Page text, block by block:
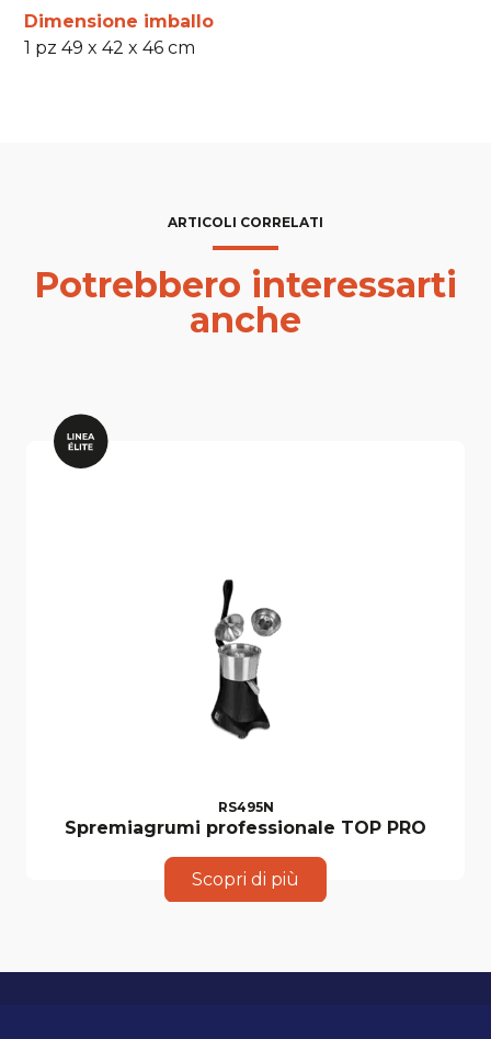
Dimensione imballo
1 pz 49 x 42 x 46 cm
ARTICOLI CORRELATI
Potrebbero interessarti
anche
RS495N
Spremiagrumi professionale TOP PRO
Scopri di più